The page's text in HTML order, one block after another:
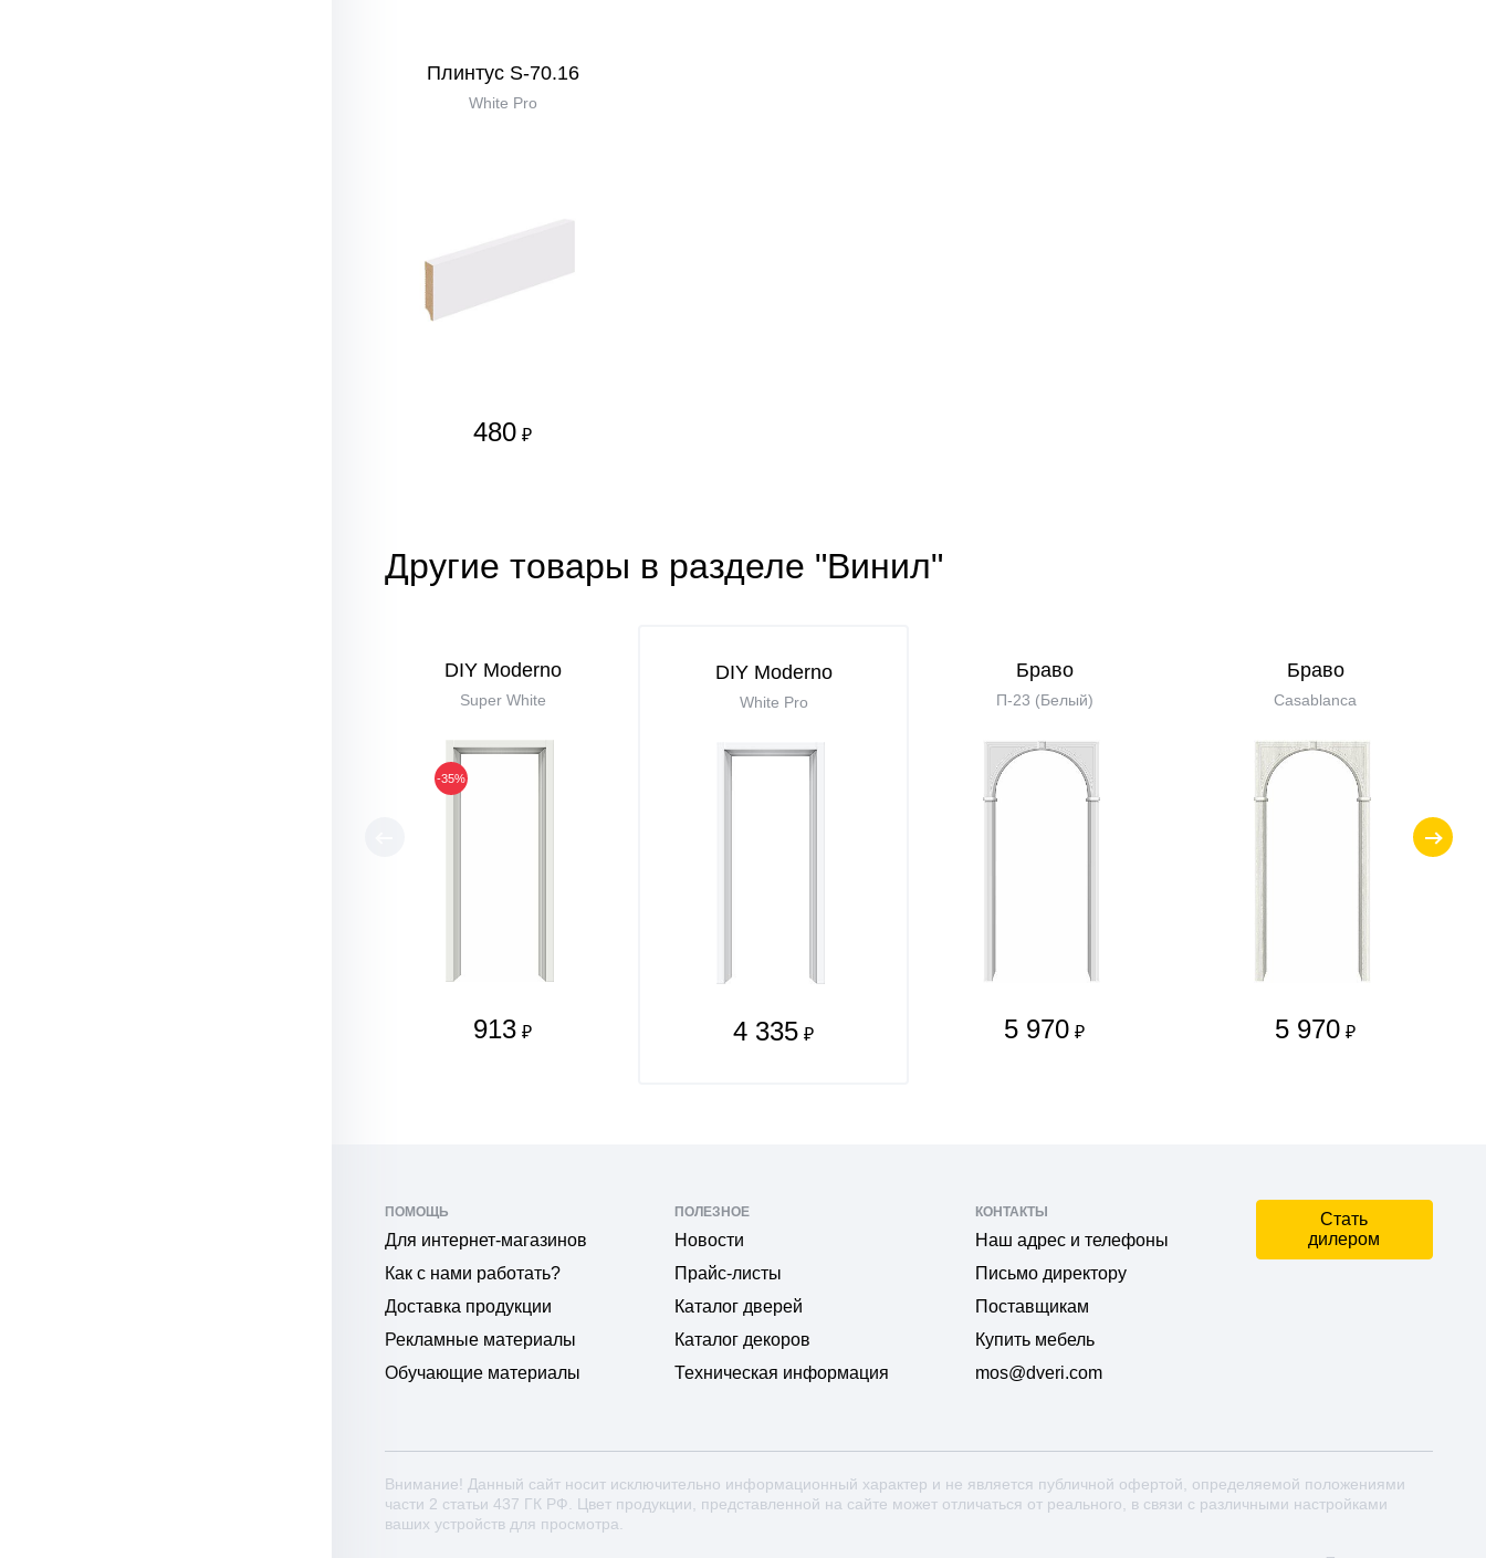
Плинтус S-70.16
White Pro
480 ₽
Другие товары в разделе "Винил"
DIY Moderno
Super White
-35%
913 ₽
DIY Moderno
White Pro
4 335 ₽
Бравo
П-23 (Белый)
5 970 ₽
Бравo
Casablanca
5 970 ₽
ПОМОЩЬ
Для интернет-магазинов
Как с нами работать?
Доставка продукции
Рекламные материалы
Обучающие материалы
ПОЛЕЗНОЕ
Новости
Прайс-листы
Каталог дверей
Каталог декоров
Техническая информация
КОНТАКТЫ
Наш адрес и телефоны
Письмо директору
Поставщикам
Купить мебель
mos@dveri.com
Стать
дилером
Внимание! Данный сайт носит исключительно информационный характер и не является публичной офертой, определяемой положениями
части 2 статьи 437 ГК РФ. Цвет продукции, представленной на сайте может отличаться от реального, в связи с различными настройками
ваших устройств для просмотра.